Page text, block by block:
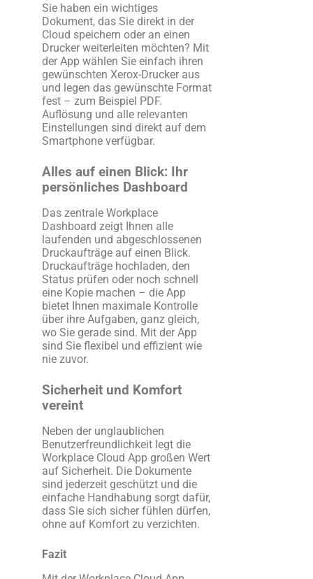
Sie haben ein wichtiges
Dokument, das Sie direkt in der
Cloud speichern oder an einen
Drucker weiterleiten möchten? Mit
der App wählen Sie einfach ihren
gewünschten Xerox-Drucker aus
und legen das gewünschte Format
fest – zum Beispiel PDF.
Auflösung und alle relevanten
Einstellungen sind direkt auf dem
Smartphone verfügbar.
Alles auf einen Blick: Ihr
persönliches Dashboard
Das zentrale Workplace
Dashboard zeigt Ihnen alle
laufenden und abgeschlossenen
Druckaufträge auf einen Blick.
Druckaufträge hochladen, den
Status prüfen oder noch schnell
eine Kopie machen – die App
bietet Ihnen maximale Kontrolle
über ihre Aufgaben, ganz gleich,
wo Sie gerade sind. Mit der App
sind Sie flexibel und effizient wie
nie zuvor.
Sicherheit und Komfort
vereint
Neben der unglaublichen
Benutzerfreundlichkeit legt die
Workplace Cloud App großen Wert
auf Sicherheit. Die Dokumente
sind jederzeit geschützt und die
einfache Handhabung sorgt dafür,
dass Sie sich sicher fühlen dürfen,
ohne auf Komfort zu verzichten.
Fazit